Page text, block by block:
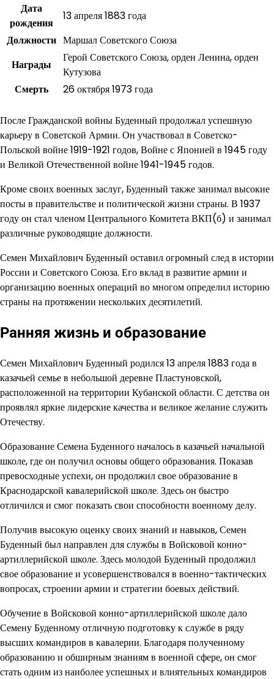
Дата
рождения
13 апреля 1883 года
Должности Маршал Советского Союза
Награды
Герой Советского Союза, орден Ленина, орден
Кутузова
Смерть
26 октября 1973 года
После Гражданской войны Буденный продолжал успешную
карьеру в Советской Армии. Он участвовал в Советско-
Польской войне 1919-1921 годов, Войне с Японией в 1945 году
и Великой Отечественной войне 1941-1945 годов.
Кроме своих военных заслуг, Буденный также занимал высокие
посты в правительстве и политической жизни страны. В 1937
году он стал членом Центрального Комитета ВКП(б) и занимал
различные руководящие должности.
Семен Михайлович Буденный оставил огромный след в истории
России и Советского Союза. Его вклад в развитие армии и
организацию военных операций во многом определил историю
страны на протяжении нескольких десятилетий.
Ранняя жизнь и образование
Семен Михайлович Буденный родился 13 апреля 1883 года в
казачьей семье в небольшой деревне Пластуновской,
расположенной на территории Кубанской области. С детства он
проявлял яркие лидерские качества и великое желание служить
Отечеству.
Образование Семена Буденного началось в казачьей начальной
школе, где он получил основы общего образования. Показав
превосходные успехи, он продолжил свое образование в
Краснодарской кавалерийской школе. Здесь он быстро
отличился и смог показать свои способности военному делу.
Получив высокую оценку своих знаний и навыков, Семен
Буденный был направлен для службы в Войсковой конно-
артиллерийской школе. Здесь молодой Буденный продолжил
свое образование и усовершенствовался в военно-тактических
вопросах, строении армии и стратегии боевых действий.
Обучение в Войсковой конно-артиллерийской школе дало
Семену Буденному отличную подготовку к службе в ряду
высших командиров в кавалерии. Благодаря полученному
образованию и обширным знаниям в военной сфере, он смог
стать одним из наиболее успешных и влиятельных командиров